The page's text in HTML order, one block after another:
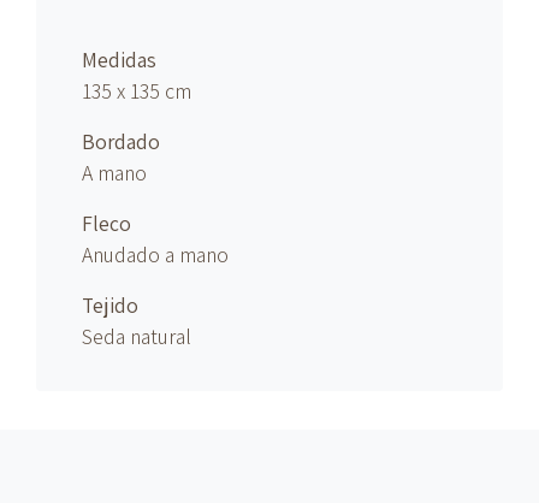
Medidas
135 x 135 cm
Bordado
A mano
Fleco
Anudado a mano
Tejido
Seda natural